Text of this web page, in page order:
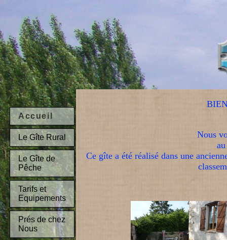
Accueil
Le Gîte Rural
Le Gîte de
Pêche
Tarifs et
Equipements
Prés de chez
Nous
Nous
Ce gîte a été réalisé dans une